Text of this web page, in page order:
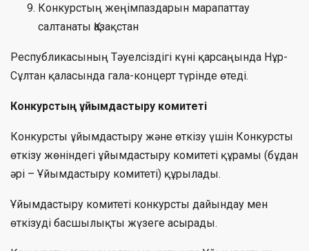
Конкурстың жеңімпаздарын марапаттау
салтанаты Қазақстан
Республикасының Тәуелсіздігі күні қарсаңында Нұр-
Сұлтан қаласында гала-концерт түрінде өтеді.
Конкурстың ұйымдастыру комитеті
Конкурсты ұйымдастыру және өткізу үшін Конкурсты
өткізу жөніндегі ұйымдастыру комитеті құрамы (бұдан
әрі – Ұйымдастыру комитеті) құрылады.
Ұйымдастыру комитеті конкурсты дайындау мен
өткізуді басшылықты жүзеге асырады.